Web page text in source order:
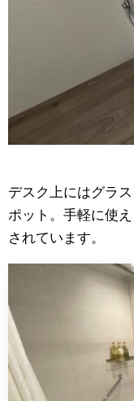
デスク上にはグラ
ポット。手軽に使
されています。